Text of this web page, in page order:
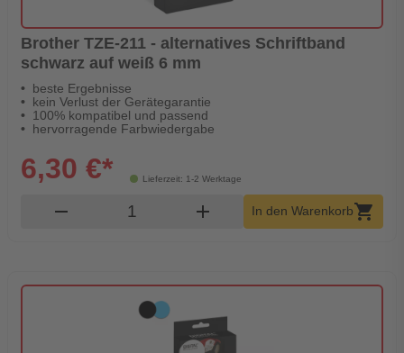
Brother TZE-211 - alternatives Schriftband
schwarz auf weiß 6 mm
beste Ergebnisse
kein Verlust der Gerätegarantie
100% kompatibel und passend
hervorragende Farbwiedergabe
Lieferzeit: 1-2 Werktage
6,30 €*
remove Produkt Warenkorb Menge
add In den Warenkorbshopping_cart